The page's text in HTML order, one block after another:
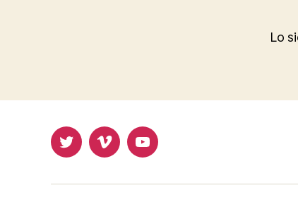
Lo
Twitter
universidad
Vimeo
universidad
Youtube
universitat